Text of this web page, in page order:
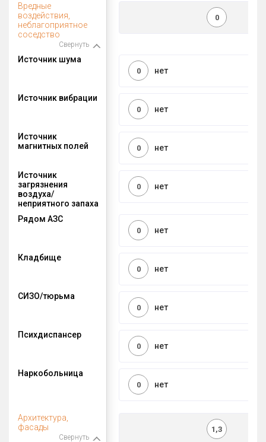
Вредные
воздействия,
неблагоприятное
соседство
Свернуть
0
Источник шума
нет
0
Источник вибрации
нет
0
Источник
магнитных полей
нет
0
Источник
загрязнения
воздуха/
неприятного запаха
нет
0
Рядом АЗС
нет
0
Кладбище
нет
0
СИЗО/тюрьма
нет
0
Психдиспансер
нет
0
Наркобольница
нет
0
Архитектура,
фасады
Свернуть
1,3